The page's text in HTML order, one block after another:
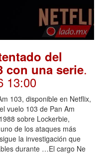
del
con una serie.
13:00
103, disponible en Netflix,
vuelo 103 de Pan Am
sobre Lockerbie,
de los ataques más
la investigación que
durante …El cargo Ne